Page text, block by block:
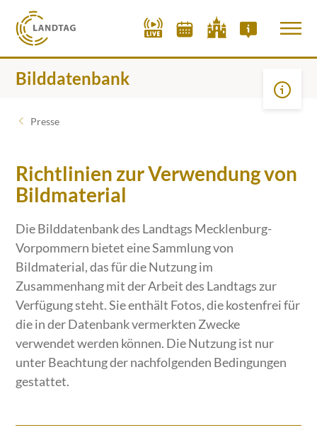
Bilddatenbank
Presse
Richtlinien zur Verwendung von
Bildmaterial
Die Bilddatenbank des Landtags Mecklenburg-
Vorpommern bietet eine Sammlung von
Bildmaterial, das für die Nutzung im
Zusammenhang mit der Arbeit des Landtags zur
Verfügung steht. Sie enthält Fotos, die kostenfrei für
die in der Datenbank vermerkten Zwecke
verwendet werden können. Die Nutzung ist nur
unter Beachtung der nachfolgenden Bedingungen
gestattet.